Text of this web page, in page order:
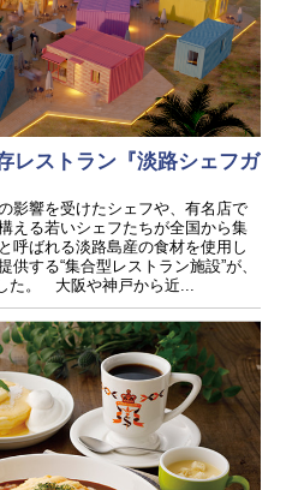
レストラン『淡路シェフガ
影響を受けたシェフや、有名店で
える若いシェフたちが全国から集
呼ばれる淡路島産の食材を使用し
する“集合型レストラン施設”が、
た。 大阪や神戸から近...